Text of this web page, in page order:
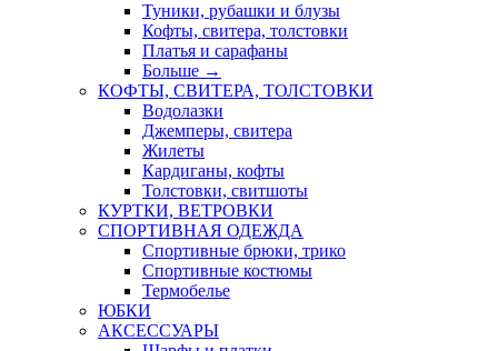
Туники, рубашки и блузы
Кофты, свитера, толстовки
Платья и сарафаны
Больше →
КОФТЫ, СВИТЕРА, ТОЛСТОВКИ
Водолазки
Джемперы, свитера
Жилеты
Кардиганы, кофты
Толстовки, свитшоты
КУРТКИ, ВЕТРОВКИ
СПОРТИВНАЯ ОДЕЖДА
Спортивные брюки, трико
Спортивные костюмы
Термобелье
ЮБКИ
AКСЕССУАРЫ